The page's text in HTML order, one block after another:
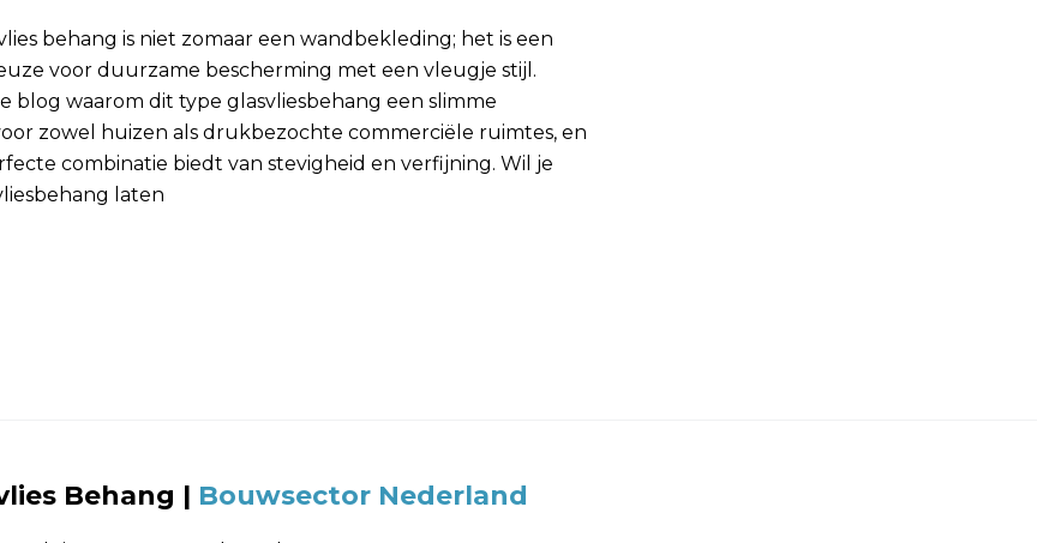
behang is niet zomaar een wandbekleding; het is een
voor duurzame bescherming met een vleugje stijl.
blog waarom dit type glasvliesbehang een slimme
zowel huizen als drukbezochte commerciële ruimtes, en
combinatie biedt van stevigheid en verfijning. Wil je
laten
Behang | Bouwsector Nederland